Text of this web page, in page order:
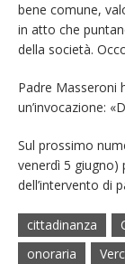
bene comune,
in atto che
della società.
Padre Masseroni
un’invocazione:
Sul prossimo
venerdì 5 giugno)
dell’intervento di
cittadinanza
onoraria